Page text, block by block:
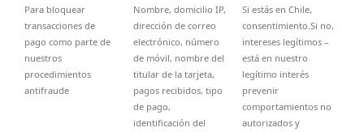
Para bloquear
transacciones de
pago como parte de
nuestros
procedimientos
antifraude
Nombre, domicilio IP,
dirección de correo
electrónico, número
de móvil, nombre del
titular de la tarjeta,
pagos recibidos, tipo
de pago,
identificación del
Si estás en Chile,
consentimiento.Si no,
intereses legítimos –
está en nuestro
legítimo interés
prevenir
comportamientos no
autorizados y